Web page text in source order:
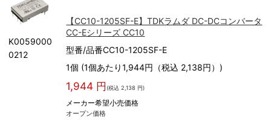
K0059000
0212
【CC10-1205SF-E】TDKラムダ DC-DCコンバータ
CC-Eシリーズ CC10
型番/品番CC10-1205SF-E
1個 (1個あたり1,944円（税込 2,138円）)
1,944 円 (税込 2,138 円)
メーカー希望小売価格
オープン価格